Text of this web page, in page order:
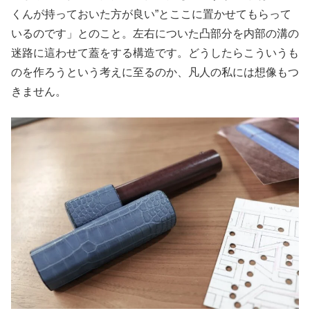
くんが持っておいた方が良い”とここに置かせてもらって
いるのです」とのこと。左右についた凸部分を内部の溝の
迷路に這わせて蓋をする構造です。どうしたらこういうも
のを作ろうという考えに至るのか、凡人の私には想像もつ
きません。